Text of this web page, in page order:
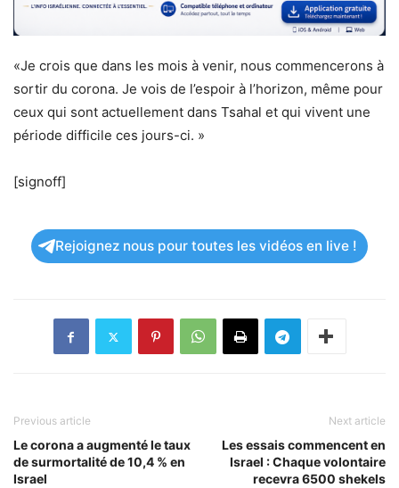
«Je crois que dans les mois à venir, nous commencerons à
sortir du corona. Je vois de l’espoir à l’horizon, même pour
ceux qui sont actuellement dans Tsahal et qui vivent une
période difficile ces jours-ci. »
[signoff]
Rejoignez nous pour toutes les vidéos en live !
Previous article
Le corona a augmenté le taux
de surmortalité de 10,4 % en
Israel
Next article
Les essais commencent en
Israel : Chaque volontaire
recevra 6500 shekels